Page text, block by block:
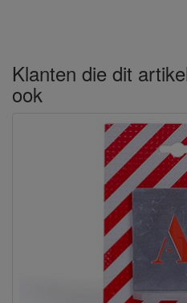
Klanten die dit
ook